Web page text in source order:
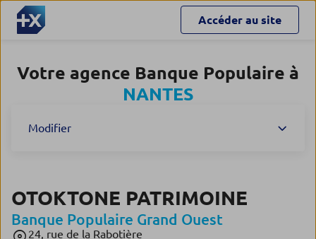
Accéder au site
Votre agence Banque Populaire à
NANTES
Modifier
OTOKTONE PATRIMOINE
Banque Populaire Grand Ouest
24, rue de la Rabotière